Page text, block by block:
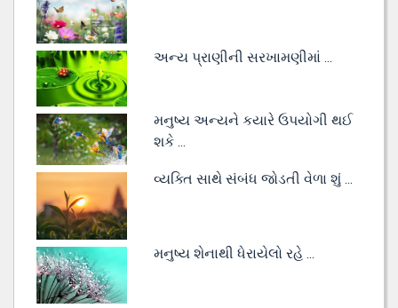
અન્ય પ્રાણીની સરખામણીમાં ...
મનુષ્ય અન્યને કયારે ઉપયોગી થઈ
શકે ...
વ્યક્તિ સાથે સંબંધ જોડતી વેળા શું ...
મનુષ્ય શેનાથી ધેરાયેલો રહે ...